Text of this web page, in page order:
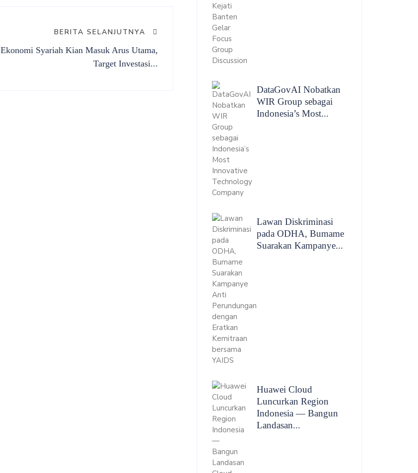
BERITA SELANJUTNYA
Ekonomi Syariah Kian Masuk Arus Utama,
Target Investasi...
DataGovAI Nobatkan
WIR Group sebagai
Indonesia’s Most...
Lawan Diskriminasi
pada ODHA, Bumame
Suarakan Kampanye...
Huawei Cloud
Luncurkan Region
Indonesia — Bangun
Landasan...